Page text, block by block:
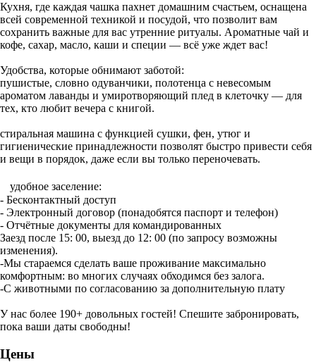
Кухня, где каждая чашка пахнет домашним счастьем, оснащена
всей современной техникой и посудой, что позволит вам
сохранить важные для вас утренние ритуалы. Ароматные чай и
кофе, сахар, масло, каши и специи — всё уже ждет вас!
Удобства, которые обнимают заботой:
​пушистые, словно одуванчики, полотенца с невесомым
ароматом лаванды и умиротворяющий плед в клеточку — для
тех, кто любит вечера с книгой.
​стиральная машина с функцией сушки, фен, утюг и
гигиенические принадлежности позволят быстро привести себя
и вещи в порядок, даже если вы только переночевать.
​ удобное заселение:
- Бесконтактный доступ
- Электронный договор (понадобятся паспорт и телефон)
- Отчётные документы для командированных
Заезд после 15: 00, выезд до 12: 00 (по запросу возможны
изменения).
-Мы стараемся сделать ваше проживание максимально
комфортным: во многих случаях обходимся без залога.
-С животными по согласованию за дополнительную плату
У нас более 190+ довольных гостей! Спешите забронировать,
пока ваши даты свободны!
Цены